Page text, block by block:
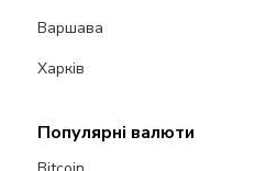
Варшава
Харків
Популярні валюти